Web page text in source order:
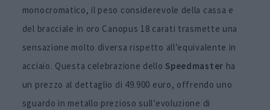
monocromatico, il peso considerevole della cassa e
del bracciale in oro Canopus 18 carati trasmette una
sensazione molto diversa rispetto all’equivalente in
acciaio. Questa celebrazione dello Speedmaster ha
un prezzo al dettaglio di 49.900 euro, offrendo uno
sguardo in metallo prezioso sull’evoluzione di